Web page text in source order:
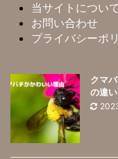
当サイトについて
お問い合わせ
プライバシーポ
クマ
の違